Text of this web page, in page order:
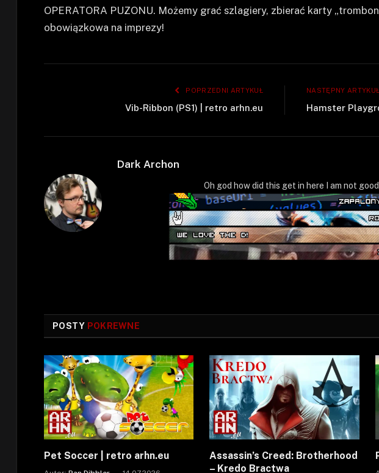
OPERATORA PUZONU. Możemy grać szlagiery, zbierać karty
obowiązkowa na imprezy!
POPRZEDNI ARTYKUŁ
Vib-Ribbon (PS1) | retro arhn.eu
NASTĘPNY ARTYKUŁ
Hamster
Dark Archon
Oh god how did this get in here I am not
POSTY POKREWNE
Pet Soccer | retro arhn.eu
Assassin’s Creed: Brotherhood
– Kredo Bractwa